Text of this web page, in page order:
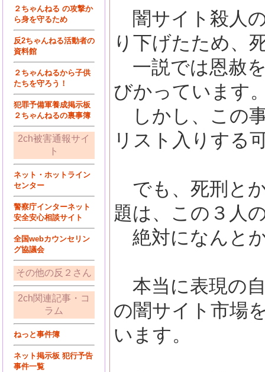
２ちゃんねる の攻撃か
ら身を守るため
反2ちゃんねる活動者の
資料館
２ちゃんねるから子供
たちを守ろう！
犯罪予備軍養成掲示板
２ちゃんねるの裏事簿
2ch被害通報サイ
ト
ネット・ホットライン
センター
警察庁インターネット
安全安心相談サイト
全国webカウンセリン
グ協議会
その他の反２さん
2ch関連記事・コ
ラム
ねっと事件簿
ネット掲示板 犯行予告
事件一覧
闇サイト殺人
り下げたため、
一説では恩赦
びかっています
しかし、この
リスト入りする
でも、死刑と
題は、この３人
絶対になんと
本当に表現の
の闇サイト市場
います。